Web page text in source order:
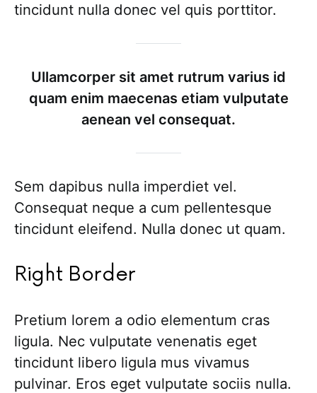
tincidunt nulla donec vel quis porttitor.
Ullamcorper sit amet rutrum varius id
quam enim maecenas etiam vulputate
aenean vel consequat.
Sem dapibus nulla imperdiet vel.
Consequat neque a cum pellentesque
tincidunt eleifend. Nulla donec ut quam.
Right Border
Pretium lorem a odio elementum cras
ligula. Nec vulputate venenatis eget
tincidunt libero ligula mus vivamus
pulvinar. Eros eget vulputate sociis nulla.